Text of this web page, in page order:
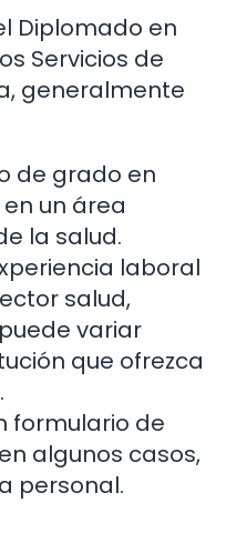
Diplomado en
Servicios de
generalmente
de grado en
un área
la salud.
laboral
salud,
variar
que ofrezca
formulario de
algunos casos,
personal.